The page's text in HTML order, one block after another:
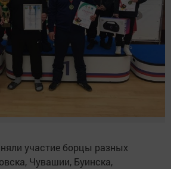
участие борцы разных
Чувашии, Буинска,